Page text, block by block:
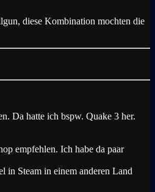
diese Kombination mochten die
Da hatte ich bspw. Quake 3 her.
empfehlen. Ich habe da paar
in Steam in einem anderen Land